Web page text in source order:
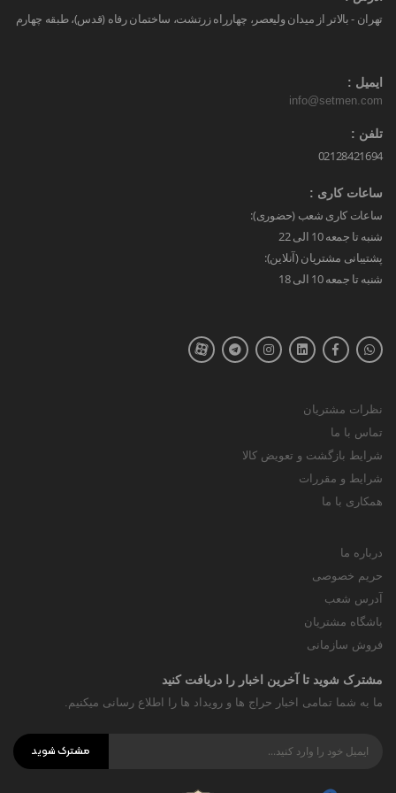
تهران - بالاتر از میدان ولیعصر، چهارراه زرتشت، ساختمان رفاه (قدس)، طبقه چهارم
ایمیل :
info@setmen.com
تلفن :
02128421694
ساعات کاری :
ساعات کاری شعب (حضوری):
شنبه تا جمعه 10 الی 22
پشتیبانی مشتریان (آنلاین):
شنبه تا جمعه 10 الی 18
نظرات مشتریان
تماس با ما
شرایط بازگشت و تعویض کالا
شرایط و مقررات
همکاری با ما
درباره ما
حریم خصوصی
آدرس شعب
باشگاه مشتریان
فروش سازمانی
مشترک شوید تا آخرین اخبار را دریافت کنید
ما به شما تمامی اخبار حراج ها و رویداد ها را اطلاع رسانی میکنیم.
مشترک شوید